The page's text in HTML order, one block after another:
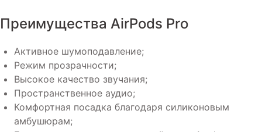
Преимущества AirPods Pro
Активное шумоподавление;
Режим прозрачности;
Высокое качество звучания;
Пространственное аудио;
Комфортная посадка благодаря силиконовым
амбушюрам;